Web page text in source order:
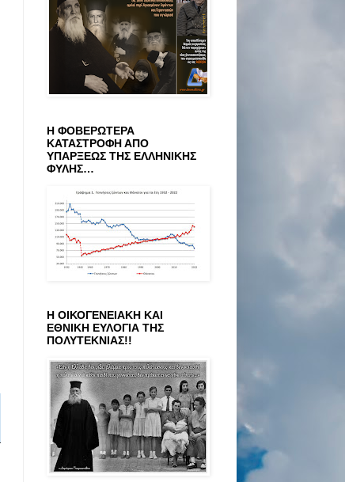
Η ΦΟΒΕΡΩΤΕΡΑ
ΚΑΤΑΣΤΡΟΦΗ ΑΠΟ
ΥΠΑΡΞΕΩΣ ΤΗΣ ΕΛΛΗΝΙΚΗΣ
ΦΥΛΗΣ…
Η ΟΙΚΟΓΕΝΕΙΑΚΗ ΚΑΙ
ΕΘΝΙΚΗ ΕΥΛΟΓΙΑ ΤΗΣ
ΠΟΛΥΤΕΚΝΙΑΣ!!